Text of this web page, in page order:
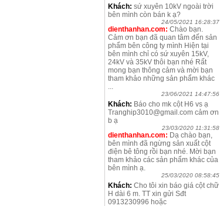
Khách: sứ xuyên 10kV ngoài trời
bên mình còn bán k ạ?
24/05/2021 16:28:37
dienthanhan.com: Chào bạn.
Cảm ơn bạn đã quan tâm đến sản
phẩm bên công ty mình Hiện tại
bên mình chỉ có sứ xuyên 15kV,
24kV và 35kV thôi bạn nhé Rất
mong bạn thông cảm và mời bạn
tham khảo những sản phẩm khác
...
23/06/2021 14:47:56
Khách: Báo cho mk cột H6 vs ạ
Tranghip3010@gmail.com cảm ơn
b ạ
23/03/2020 11:31:58
dienthanhan.com: Dạ chào bạn,
bên mình đã ngừng sản xuất cột
điện bê tông rồi bạn nhé. Mời bạn
tham khảo các sản phẩm khác của
bên mình ạ.
25/03/2020 08:58:45
Khách: Cho tôi xin báo giá cột chữ
H dài 6 m. TT xin gửi Sđt
0913230996 hoặc